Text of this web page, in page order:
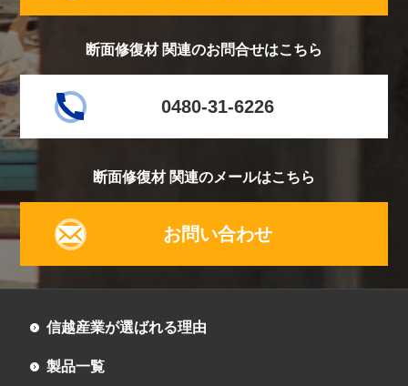
断面修復材 関連のお問合せはこちら
0480-31-6226
断面修復材 関連のメールはこちら
お問い合わせ
信越産業が選ばれる理由
製品一覧